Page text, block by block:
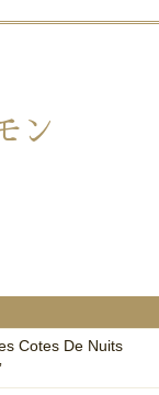
ン
Cotes De Nuits